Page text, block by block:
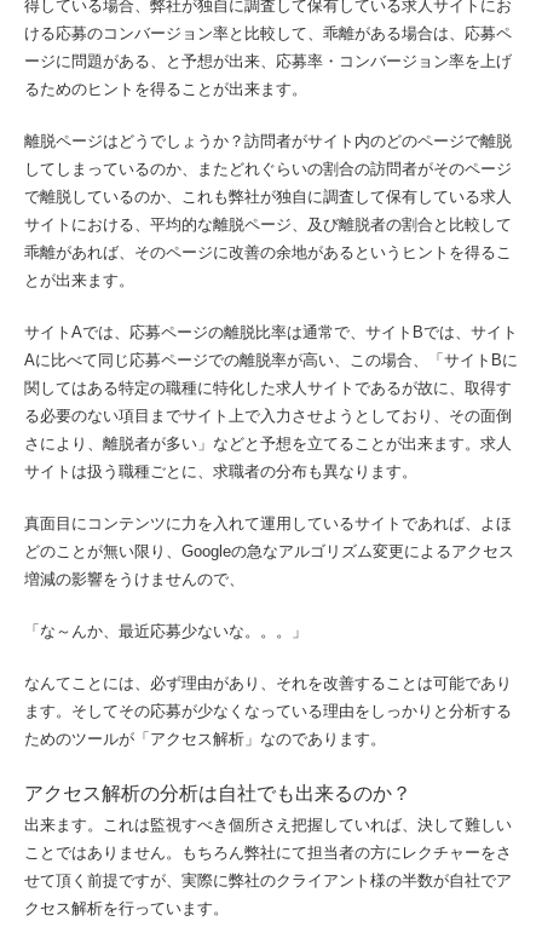
得している場合、弊社が独自に調査して保有している求人サイトにお
ける応募のコンバージョン率と比較して、乖離がある場合は、応募ペ
ージに問題がある、と予想が出来、応募率・コンバージョン率を上げ
るためのヒントを得ることが出来ます。
離脱ページはどうでしょうか？訪問者がサイト内のどのページで離脱
してしまっているのか、またどれぐらいの割合の訪問者がそのページ
で離脱しているのか、これも弊社が独自に調査して保有している求人
サイトにおける、平均的な離脱ページ、及び離脱者の割合と比較して
乖離があれば、そのページに改善の余地があるというヒントを得るこ
とが出来ます。
サイトAでは、応募ページの離脱比率は通常で、サイトBでは、サイト
Aに比べて同じ応募ページでの離脱率が高い、この場合、「サイトBに
関してはある特定の職種に特化した求人サイトであるが故に、取得す
る必要のない項目までサイト上で入力させようとしており、その面倒
さにより、離脱者が多い」などと予想を立てることが出来ます。求人
サイトは扱う職種ごとに、求職者の分布も異なります。
真面目にコンテンツに力を入れて運用しているサイトであれば、よほ
どのことが無い限り、Googleの急なアルゴリズム変更によるアクセス
増減の影響をうけませんので、
「な～んか、最近応募少ないな。。。」
なんてことには、必ず理由があり、それを改善することは可能であり
ます。そしてその応募が少なくなっている理由をしっかりと分析する
ためのツールが「アクセス解析」なのであります。
アクセス解析の分析は自社でも出来るのか？
出来ます。これは監視すべき個所さえ把握していれば、決して難しい
ことではありません。もちろん弊社にて担当者の方にレクチャーをさ
せて頂く前提ですが、実際に弊社のクライアント様の半数が自社でア
クセス解析を行っています。